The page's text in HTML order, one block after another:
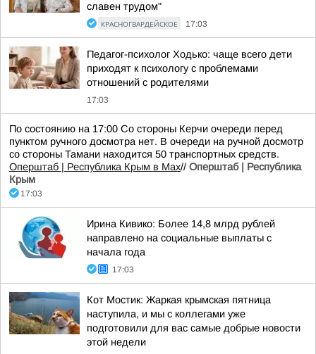
славен трудом"
КРАСНОГВАРДЕЙСКОЕ 17:03
Педагог-психолог Ходько: чаще всего дети
приходят к психологу с проблемами
отношений с родителями
17:03
По состоянию на 17:00 Со стороны Керчи очереди перед
пунктом ручного досмотра нет. В очереди на ручной досмотр
со стороны Тамани находится 50 транспортных средств.
Оперштаб | Республика Крым в Мax// Оперштаб | Республика
Крым
17:03
Ирина Кивико: Более 14,8 млрд рублей
направлено на социальные выплаты с
начала года
17:03
Кот Мостик: Жаркая крымская пятница
наступила, и мы с коллегами уже
подготовили для вас самые добрые новости
этой недели